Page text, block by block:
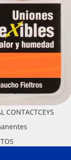
CONTACTCEYS